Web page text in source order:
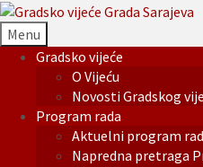
Menu
Gradsko vijeće
O Vijeću
Novosti Gradskog
Program rada
Aktuelni program
Napredna pretraga